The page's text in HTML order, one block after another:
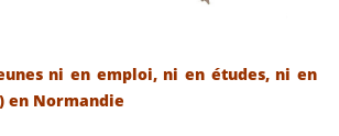
ni en emploi, ni en études, ni en
en Normandie